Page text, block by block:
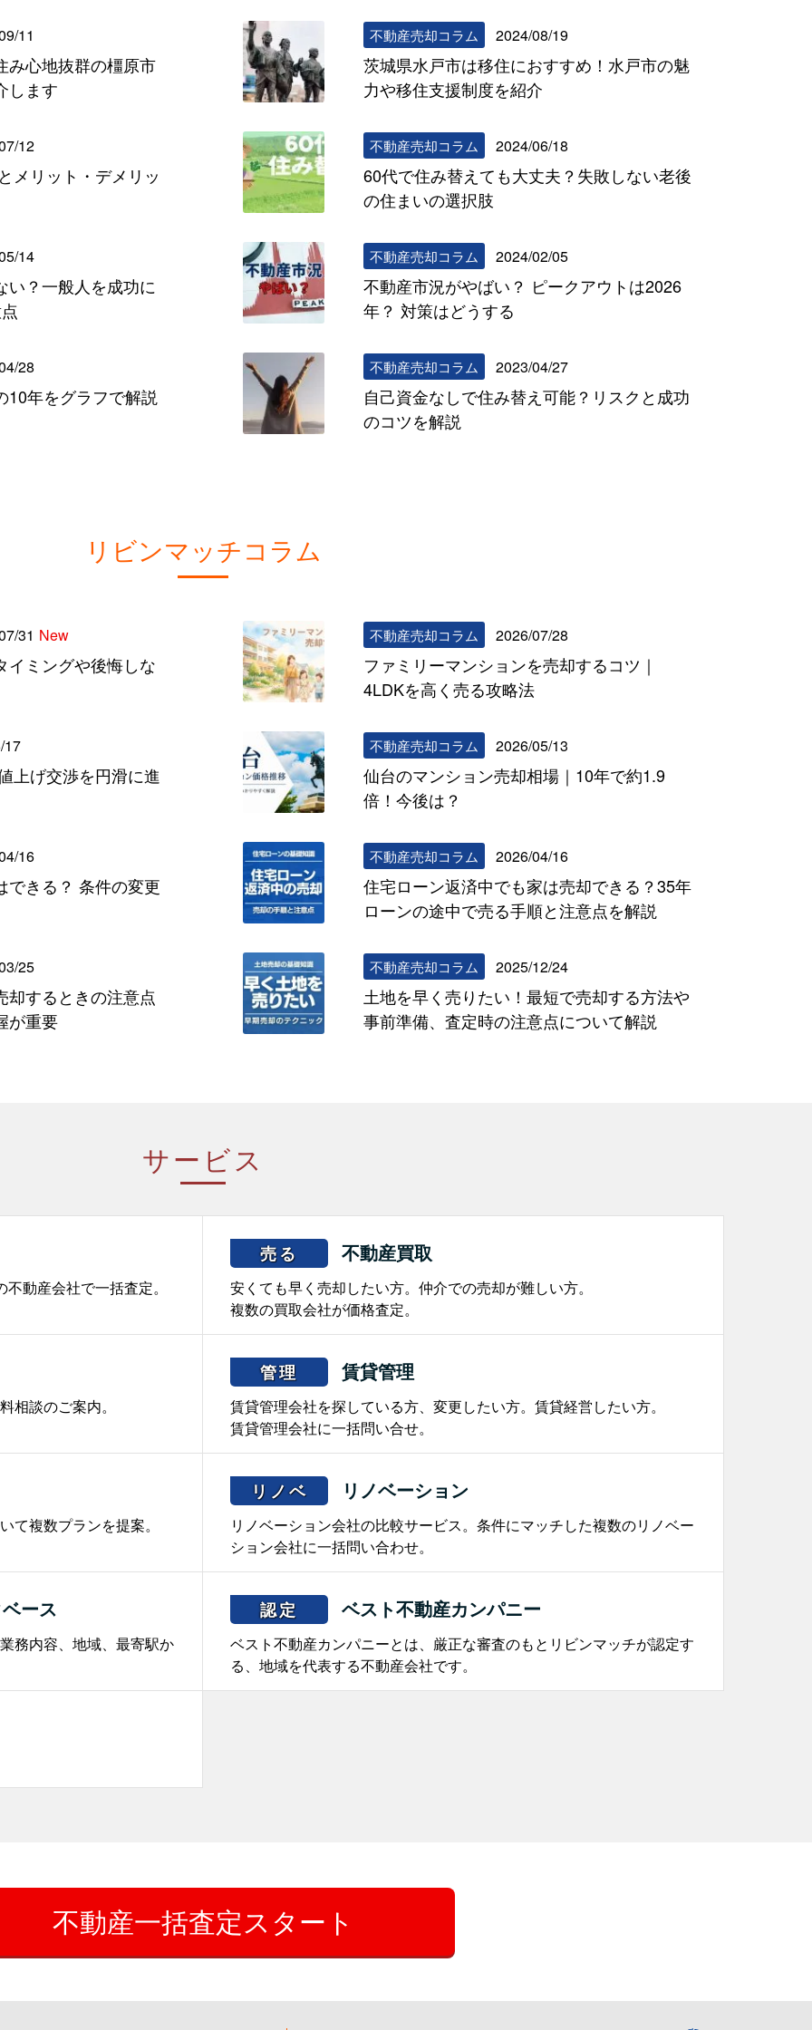
11
み心地抜群の橿原市
します
不動産売却コラム 2024/08/19
茨城県水戸市は移住におすすめ！水戸市の魅
力や移住支援制度を紹介
12
メリット・デメリッ
不動産売却コラム 2024/06/18
60代で住み替えても大丈夫？失敗しない老後
の住まいの選択肢
14
い？一般人を成功に
不動産売却コラム 2024/02/05
不動産市況がやばい？ ピークアウトは2026
年？ 対策はどうする
28
10年をグラフで解説
不動産売却コラム 2023/04/27
自己資金なしで住み替え可能？リスクと成功
のコツを解説
リビンマッチコラム
31 New
イミングや後悔しな
不動産売却コラム 2026/07/28
ファミリーマンションを売却するコツ｜
4LDKを高く売る攻略法
17
上げ交渉を円滑に進
不動産売却コラム 2026/05/13
仙台のマンション売却相場｜10年で約1.9
倍！今後は？
16
できる？ 条件の変更
不動産売却コラム 2026/04/16
住宅ローン返済中でも家は売却できる？35年
ローンの途中で売る手順と注意点を解説
25
却するときの注意点
が重要
不動産売却コラム 2025/12/24
土地を早く売りたい！最短で売却する方法や
事前準備、査定時の注意点について解説
サービス
動産会社で一括査定。
売る 不動産買取
安くても早く売却したい方。仲介での売却が難しい方。
複数の買取会社が価格査定。
相談のご案内。
管理 賃貸管理
賃貸管理会社を探している方、変更したい方。賃貸経営したい方。
賃貸管理会社に一括問い合せ。
て複数プランを提案。
リノベ リノベーション
リノベーション会社の比較サービス。条件にマッチした複数のリノベー
ション会社に一括問い合わせ。
ース
務内容、地域、最寄駅か
認定 ベスト不動産カンパニー
ベスト不動産カンパニーとは、厳正な審査のもとリビンマッチが認定す
る、地域を代表する不動産会社です。
不動産一括査定スタート